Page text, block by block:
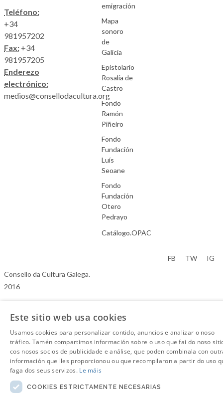
Teléfono:
+34
981957202
Fax: +34
981957205
Enderezo
electrónico:
medios@consellodacultura.org
emigración
Mapa
sonoro
de
Galicia
Epistolario
Rosalía de
Castro
Fondo
Ramón
Piñeiro
Fondo
Fundación
Luís
Seoane
Fondo
Fundación
Otero
Pedrayo
Catálogo.OPAC
Consello da Cultura Galega.
2016
FB TW IG
Este sitio web usa cookies
Usamos cookies para personalizar contido, anuncios e analizar o noso
tráfico. Tamén compartimos información sobre o uso que fai do noso
cos nosos socios de publicidade e análise, que poden combinala con
información que lles proporcionou ou que recompilaron a partir do uso
faga dos seus servizos. Le máis
COOKIES ESTRICTAMENTE NECESARIAS